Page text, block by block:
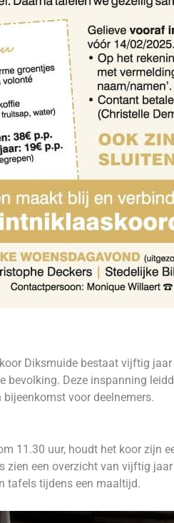
Diksmuide bestaat vijftig
bevolking. Deze inspanning
voor deelnemers.
11.30 uur, houdt het koor zijn
zien een overzicht van vijftig
tafels tijdens een maaltijd.